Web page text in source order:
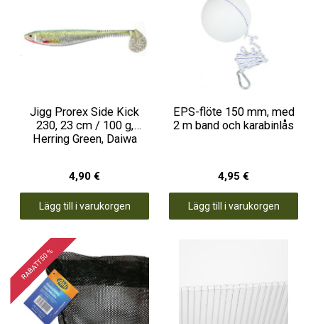
Jigg Prorex Side Kick
230, 23 cm / 100 g,
Herring Green, Daiwa
4,90 €
Lägg till i varukorgen
EPS-flöte 150 mm, med
2 m band och karabinlås
4,95 €
Lägg till i varukorgen
RABATT 50 %